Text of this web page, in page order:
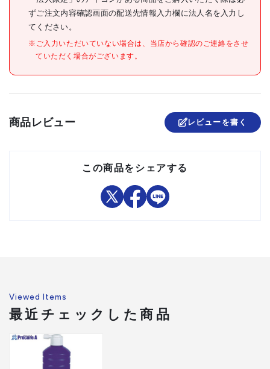
セット内容/付属品
注意事項
ずご注文内容確認画面の配送先情報入力欄に法人名を入力し
てください。
※ご入力いただいていない場合は、当店から確認のご連絡をさせ
ていただく場合がございます。
商品レビュー レビューを書く
この商品をシェアする
Viewed Items
最近チェックした商品